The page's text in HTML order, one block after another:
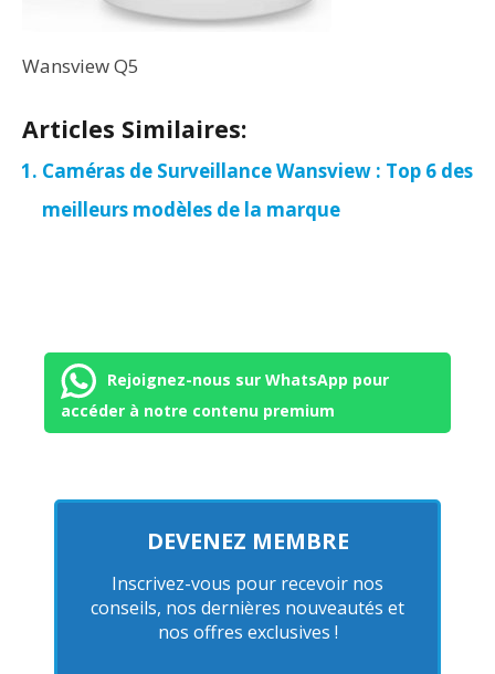
Wansview Q5
Articles Similaires:
Caméras de Surveillance Wansview : Top 6 des
meilleurs modèles de la marque
Rejoignez-nous sur WhatsApp pour
accéder à notre contenu premium
DEVENEZ MEMBRE
Inscrivez-vous pour recevoir nos
conseils, nos dernières nouveautés et
nos offres exclusives !